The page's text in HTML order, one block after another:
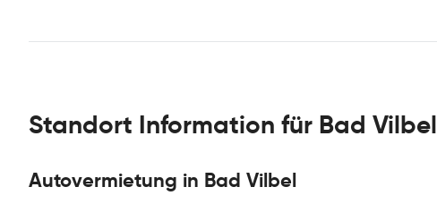
Standort Information für Bad Vilbel
Autovermietung in Bad Vilbel